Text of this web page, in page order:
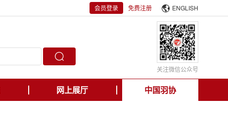
会员登录 免费注册 ENGLISH
关注微信公众号
网上展厅 中国羽协